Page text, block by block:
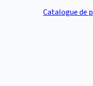
Catalogue de